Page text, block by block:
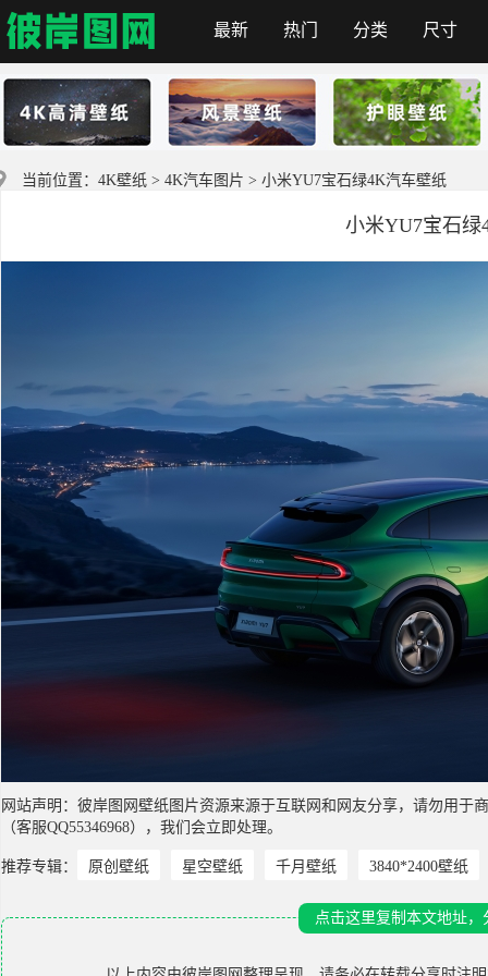
彼岸图网
最新 热门 分类 尺寸
当前位置： 4K壁纸 > 4K汽车图片 > 小米YU7宝石绿4K汽车壁纸
小米YU7宝石绿
网站声明：彼岸图网壁纸图片资源来源于互联网和网友分享，请勿用
（客服QQ55346968），我们会立即处理。
推荐专辑： 原创壁纸 星空壁纸 千月壁纸 3840*2400壁纸
点击这里复制本文地址